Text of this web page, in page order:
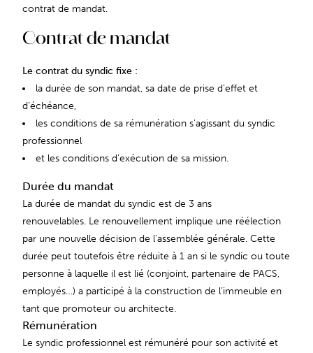
contrat de mandat.
Contrat de mandat
Le contrat du syndic fixe :
la durée de son mandat, sa date de prise d’effet et
d’échéance,
les conditions de sa rémunération s’agissant du syndic
professionnel
et les conditions d’exécution de sa mission.
Durée du mandat
La durée de mandat du syndic est de 3 ans
renouvelables. Le renouvellement implique une réélection
par une nouvelle décision de l’assemblée générale. Cette
durée peut toutefois être réduite à 1 an si le syndic ou toute
personne à laquelle il est lié (conjoint, partenaire de PACS,
employés…) a participé à la construction de l’immeuble en
tant que promoteur ou architecte.
Rémunération
Le syndic professionnel est rémunéré pour son activité et